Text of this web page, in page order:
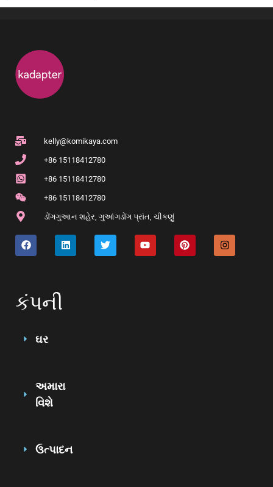
kelly@komikaya.com
+86 15118412780
+86 15118412780
+86 15118412780
ડોંગગુઆન શહેર, ગુઆંગડોંગ પ્રાંત, ચીકણું
કંપની
ઘર
અમારા
વિશે
ઉત્પાદન